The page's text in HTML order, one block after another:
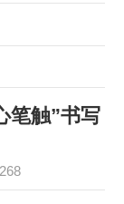
笔触”书写
268